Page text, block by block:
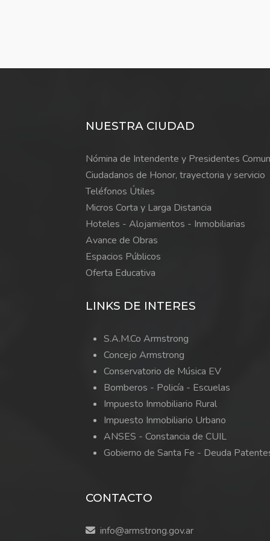
NUESTRA CIUDAD
Nómina de Intendente y Presidentes
Ciudadanos de Honor, trayectoria y servicio
Teléfonos Útiles
Micros Corta y Larga Distancia
Hoteles - Alojamientos - Inmobiliarias
Avance de Obras
Espacios Públicos
Oferta Educativa
LINKS DE INTERES
S.A.M.Co Armstrong
Concejo Armstrong
Conservatorio de Música EV
Bomberos - Policía - Escuelas
Impuesto Inmobiliario Rural
Impuesto Inmobiliario Urbano
ANSES - Constancia de CUIL
Gobierno de Santa Fe - Deuda
CONTACTO
info@armstrong.gov.ar